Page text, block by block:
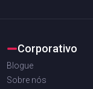
Corporativo
Blogue
Sobre nós